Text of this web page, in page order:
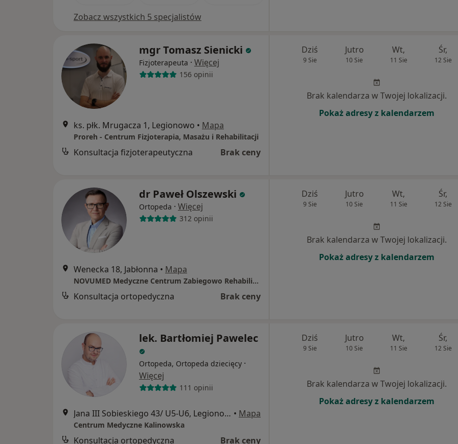
Zobacz wszystkich 5 specjalistów
mgr Tomasz Sienicki
Fizjoterapeuta · Więcej
156 opinii
ks. płk. Mrugacza 1, Legionowo • Mapa
Proreh - Centrum Fizjoterapia, Masażu i Rehabilitacji
Konsultacja fizjoterapeutyczna Brak ceny
Dziś
9 Sie
Jutro
10 Sie
Wt,
11 Sie
Śr,
12 Sie
Brak kalendarza w Twojej lokalizacji.
Pokaż adresy z kalendarzem
dr Paweł Olszewski
Ortopeda · Więcej
312 opinii
Wenecka 18, Jabłonna • Mapa
NOVUMED Medyczne Centrum Zabiegowo Rehabilitacyjne
Konsultacja ortopedyczna Brak ceny
Dziś
9 Sie
Jutro
10 Sie
Wt,
11 Sie
Śr,
12 Sie
Brak kalendarza w Twojej lokalizacji.
Pokaż adresy z kalendarzem
lek. Bartłomiej Pawelec
Ortopeda, Ortopeda dziecięcy ·
Więcej
111 opinii
Jana III Sobieskiego 43/ U5-U6, Legionowo • Mapa
Centrum Medyczne Kalinowska
Konsultacja ortopedyczna Brak ceny
Dziś
9 Sie
Jutro
10 Sie
Wt,
11 Sie
Śr,
12 Sie
Brak kalendarza w Twojej lokalizacji.
Pokaż adresy z kalendarzem